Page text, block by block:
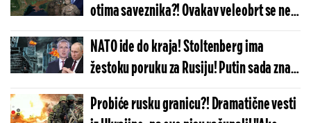
otima saveznika?! Ovakav veleobrt se ne
pamti, od najljućih neprijatelja do
saveznika?!
NATO ide do kraja! Stoltenberg ima
žestoku poruku za Rusiju! Putin sada zna
šta mu je činiti: Posle ovog više nema
nazad!
Probiće rusku granicu?! Dramatične vesti